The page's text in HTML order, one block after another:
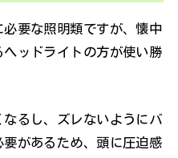
要な照明類ですが、懐中
ッドライトの方が使い勝
るし、ズレないようにバ
があるため、頭に圧迫感